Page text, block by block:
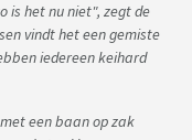
is het nu niet", zegt de
vindt het een gemiste
iedereen keihard
een baan op zak